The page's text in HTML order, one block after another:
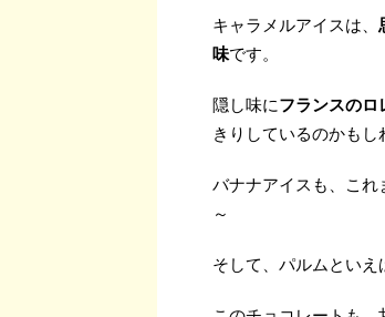
キャラメルアイスは、
味です。
隠し味にフランスのロ
きりしているのかもし
バナナアイスも、これ
～
そして、パルムといえ